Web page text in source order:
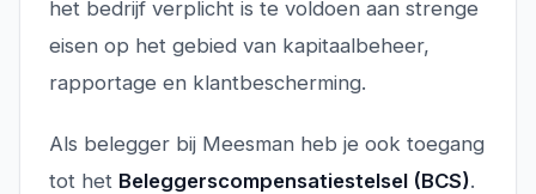
het bedrijf verplicht is te voldoen aan strenge
eisen op het gebied van kapitaalbeheer,
rapportage en klantbescherming.
Als belegger bij Meesman heb je ook toegang
tot het Beleggerscompensatiestelsel (BCS).